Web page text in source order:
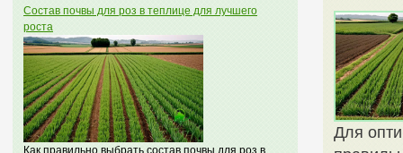
Состав почвы для роз в теплице для лучшего
роста
Как правильно выбрать состав почвы для роз в
Для